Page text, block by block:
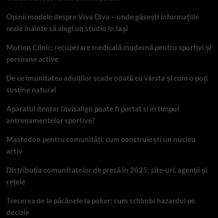
Opinii modele despre Viva Diva – unde găsești informațiile
reale înainte să alegi un studio în Iași
Motion Clinic: recuperare medicală modernă pentru sportivi și
persoane active
De ce imunitatea adulților scade odată cu vârsta și cum o poți
susține natural
Aparatul dentar Invisalign poate fi purtat si in timpul
antrenamentelor sportive?
Mastodon pentru comunități: cum construiești un nucleu
activ
Distribuția comunicatelor de presă în 2025: site-uri, agenții și
rețele
Trecerea de la păcănele la poker: cum schimbi hazardul pe
decizie